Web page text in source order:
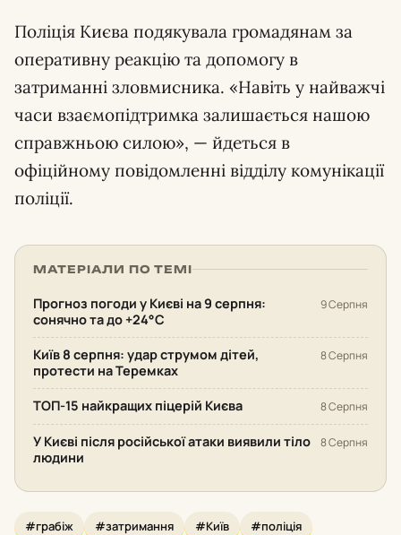
Поліція Києва подякувала громадянам за
оперативну реакцію та допомогу в
затриманні зловмисника. «Навіть у найважчі
часи взаємопідтримка залишається нашою
справжньою силою», — йдеться в
офіційному повідомленні відділу комунікації
поліції.
МАТЕРІАЛИ ПО ТЕМІ
Прогноз погоди у Києві на 9 серпня:
сонячно та до +24°С
9 Серпня
Київ 8 серпня: удар струмом дітей,
протести на Теремках
8 Серпня
ТОП-15 найкращих піцерій Києва 8 Серпня
У Києві після російської атаки виявили тіло
людини
8 Серпня
#грабіж #затримання #Київ
#поліція